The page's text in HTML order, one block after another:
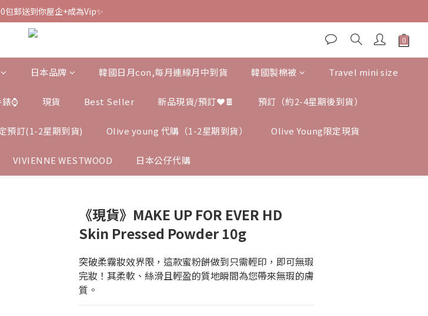
包郵送到你屋企+成為Vip✨
日本品牌 韓國日月con,每月連線月中到貨 韓國製棉被 Travel mini size
⌚️ 現貨 Best Seller 新品現貨/預訂❤️🍫 預訂（約2-4星期後到貨）
預訂(1-2星期到貨) Olive young 代購（1-2星期到貨） Olive Young限定現貨
VIVIENNE WESTWOOD 日本公仔代購
《現貨》MAKE UP FOR EVER HD
Skin Pressed Powder 10g
突破柔霧妝效界限，這款蜜粉餅做到只需輕印，即可無瑕
完妝！其柔軟、絲滑且輕盈的質地瞬間為您帶來無瑕的膚
質。